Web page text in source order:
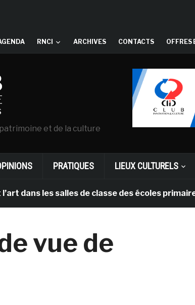
RNCI ARCHIVES CONTACTS OFFRES
et de la culture
PRATIQUES LIEUX CULTURELS
les salles de classe des écoles primaires
vue de